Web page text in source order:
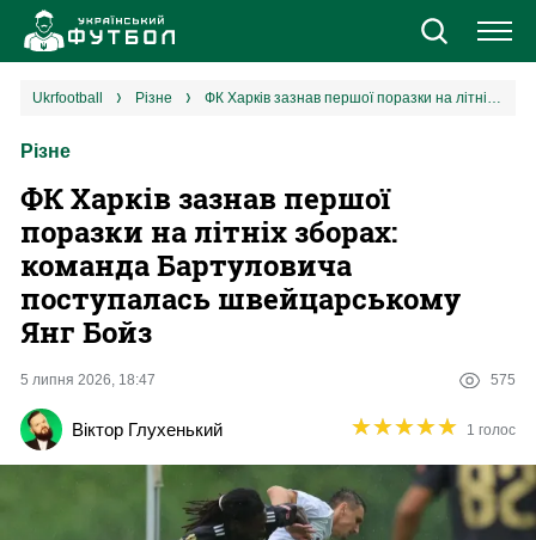
Новини
Єврокубки
УПЛ
Різне
Букмекери
ukrfootball різне ФК Харків зазнав першої поразки на літніх зборах: команда Бартуловича поступалась швейцарському Янг Бойз
Різне
ФК Харків зазнав першої
поразки на літніх зборах:
команда Бартуловича
поступалась швейцарському
Янг Бойз
5 липня 2026, 18:47 575
Віктор Глухенький ★★★★★
★★★★★ 1 голос